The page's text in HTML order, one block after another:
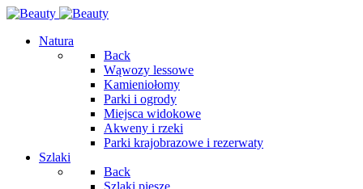
Natura
Back
Wąwozy lessowe
Kamieniołomy
Parki i ogrody
Miejsca widokowe
Akweny i rzeki
Parki krajobrazowe i rezerwaty
Szlaki
Back
Szlaki piesze